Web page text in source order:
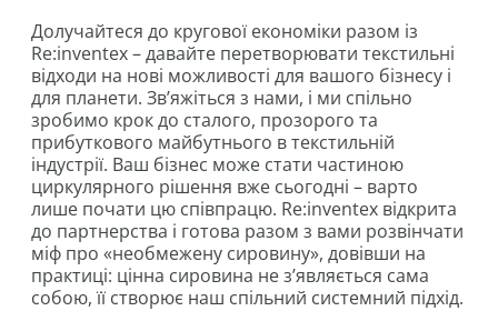
Долучайтеся до кругової економіки разом із
Re:inventex – давайте перетворювати текстильні
відходи на нові можливості для вашого бізнесу і
для планети. Зв’яжіться з нами, і ми спільно
зробимо крок до сталого, прозорого та
прибуткового майбутнього в текстильній
індустрії. Ваш бізнес може стати частиною
циркулярного рішення вже сьогодні – варто
лише почати цю співпрацю. Re:inventex відкрита
до партнерства і готова разом з вами розвінчати
міф про «необмежену сировину», довівши на
практиці: цінна сировина не з’являється сама
собою, її створює наш спільний системний підхід.